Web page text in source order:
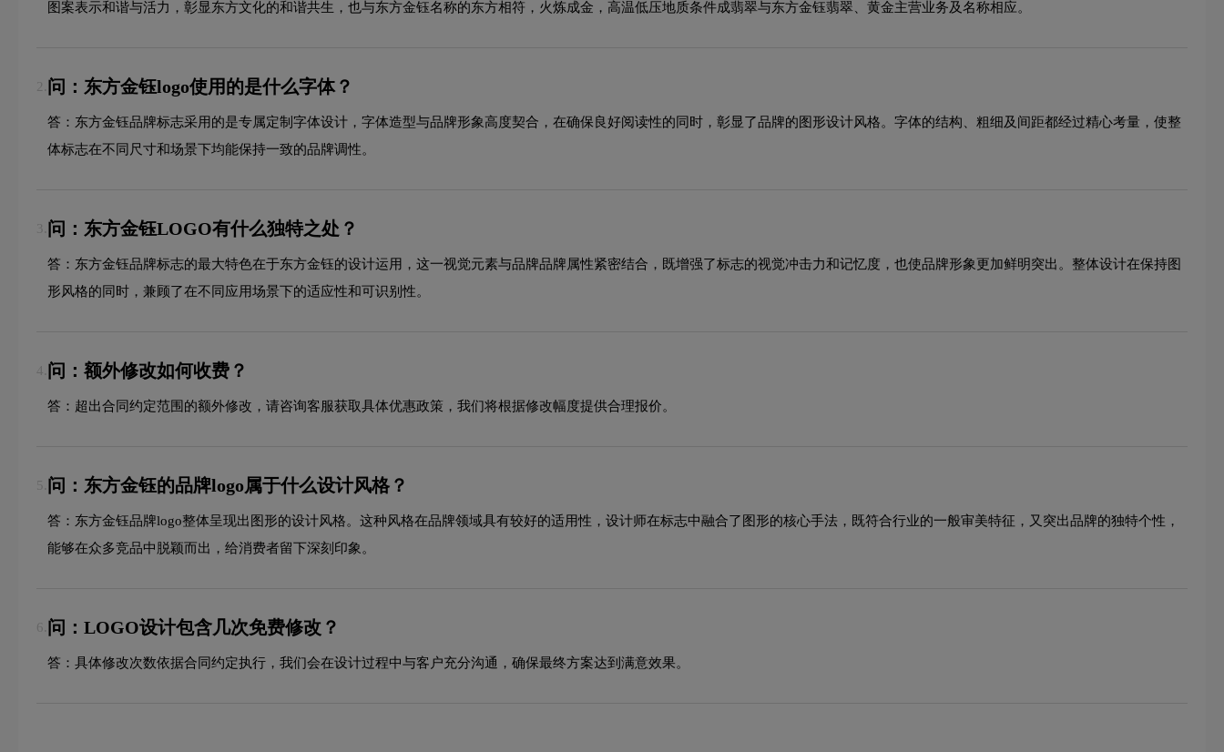
图案表示和谐与活力，彰显东方文化的和谐共生，也与东方金钰名称的东方相符，火炼成金，高温低压地质条件成翡翠与东方金钰翡翠、黄金主营业务及名称相应。
2. 问：东方金钰logo使用的是什么字体？
答：东方金钰品牌标志采用的是专属定制字体设计，字体造型与品牌形象高度契合，在确保良好阅读性的同时，彰显了品牌的图形设计风格。字体的结构、粗细及间距都经过精心考量，使整
体标志在不同尺寸和场景下均能保持一致的品牌调性。
3. 问：东方金钰LOGO有什么独特之处？
答：东方金钰品牌标志的最大特色在于东方金钰的设计运用，这一视觉元素与品牌品牌属性紧密结合，既增强了标志的视觉冲击力和记忆度，也使品牌形象更加鲜明突出。整体设计在保持图
形风格的同时，兼顾了在不同应用场景下的适应性和可识别性。
4. 问：额外修改如何收费？
答：超出合同约定范围的额外修改，请咨询客服获取具体优惠政策，我们将根据修改幅度提供合理报价。
5. 问：东方金钰的品牌logo属于什么设计风格？
答：东方金钰品牌logo整体呈现出图形的设计风格。这种风格在品牌领域具有较好的适用性，设计师在标志中融合了图形的核心手法，既符合行业的一般审美特征，又突出品牌的独特个性，
能够在众多竞品中脱颖而出，给消费者留下深刻印象。
6. 问：LOGO设计包含几次免费修改？
答：具体修改次数依据合同约定执行，我们会在设计过程中与客户充分沟通，确保最终方案达到满意效果。